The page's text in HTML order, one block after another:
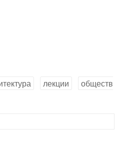
лекции
обществ